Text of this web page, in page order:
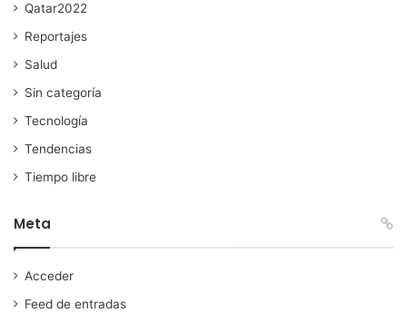
Qatar2022
Reportajes
Salud
Sin categoría
Tecnología
Tendencias
Tiempo libre
Meta
Acceder
Feed de entradas